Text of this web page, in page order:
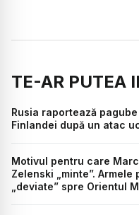
TE-AR PUTEA
Rusia raportează
Finlandei după un atac
Motivul pentru care
Zelenski „minte”.
„deviate” spre Orientul